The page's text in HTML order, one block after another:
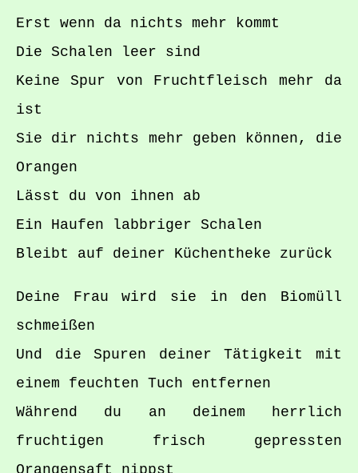
Erst wenn da nichts mehr kommt
Die Schalen leer sind
Keine Spur von Fruchtfleisch mehr da
ist
Sie dir nichts mehr geben können, die
Orangen
Lässt du von ihnen ab
Ein Haufen labbriger Schalen
Bleibt auf deiner Küchentheke zurück
Deine Frau wird sie in den Biomüll
schmeißen
Und die Spuren deiner Tätigkeit mit
einem feuchten Tuch entfernen
Während du an deinem herrlich
fruchtigen frisch gepressten
Orangensaft nippst